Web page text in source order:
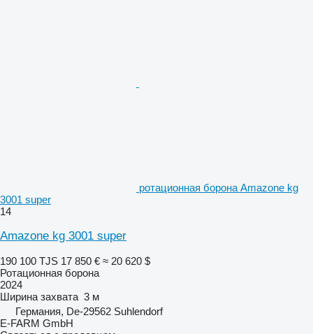
ротационная борона Amazone kg
3001 super
14
Amazone kg 3001 super
190 100 TJS 17 850 € ≈ 20 620 $
Ротационная борона
2024
Ширина захвата 3 м
Германия, De-29562 Suhlendorf
E-FARM GmbH